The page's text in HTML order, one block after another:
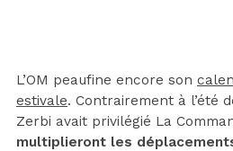
L’OM peaufine encore son
estivale. Contrairement à l’été
Zerbi avait privilégié La
multiplieront les